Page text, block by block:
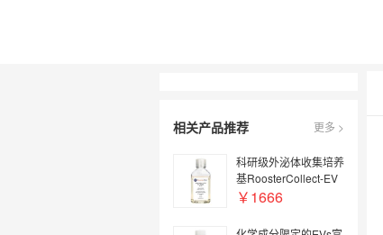
相关产品推荐 更多 >
科研级外泌体收集培养
基RoosterCollect-EV
￥1666